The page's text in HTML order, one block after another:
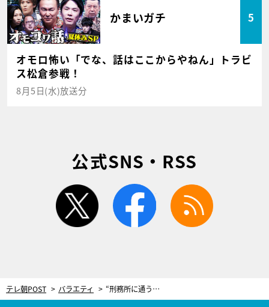
かまいガチ 5
オモロ怖い「でな、話はここからやねん」トラビ
ス松倉参戦！
8月5日(水)放送分
公式SNS・RSS
twitter facebook
テレ朝POST バラエティ “刑務所に通う男”がとろサーモン久保田＆ウエストランド井口に伝えたいことは？ 久保田「怒られた…？」